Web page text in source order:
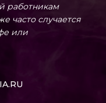
работникам
часто случается
или